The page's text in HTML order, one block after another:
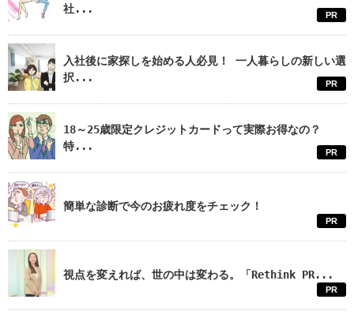
社...
PR
入社後に家探しを始める人必見！ 一人暮らしの新しい選
択...
PR
18～25歳限定クレジットカードって実際お得なの？
特...
PR
簡単な診断で今のお疲れ度をチェック！
PR
視点を変えれば、世の中は変わる。「Rethink PR...
PR